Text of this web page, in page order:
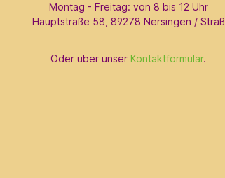
Montag - Freitag: von 8 bis 12 Uhr
Hauptstraße 58, 89278 Nersingen / Straß
Oder über unser Kontaktformular.